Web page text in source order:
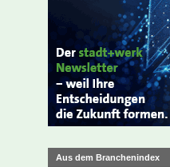
Aus dem Branchenindex